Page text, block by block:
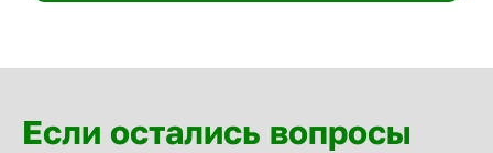
Если остались вопросы